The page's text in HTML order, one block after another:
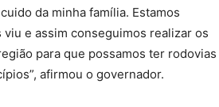
da minha família. Estamos
e assim conseguimos realizar os
para que possamos ter rodovias
afirmou o governador.